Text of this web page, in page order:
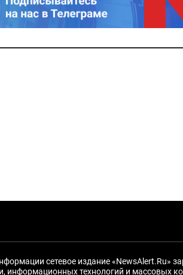
сетевое издание «NewsAlert.Ru»
информационных технологий и массовых